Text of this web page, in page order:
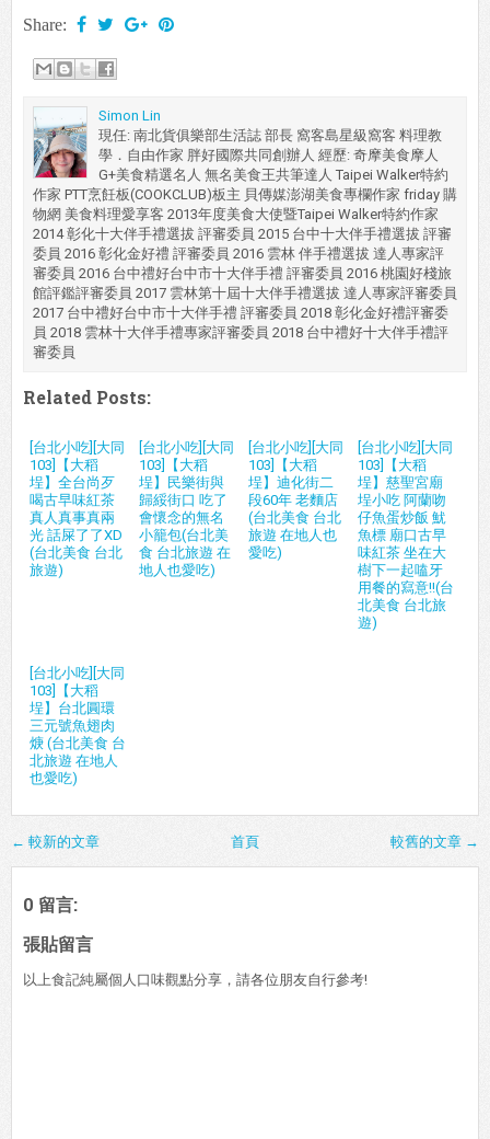
Share:
Simon Lin
現任: 南北貨俱樂部生活誌 部長 窩客島星級窩客 料理教
學．自由作家 胖好國際共同創辦人 經歷: 奇摩美食摩人
G+美食精選名人 無名美食王共筆達人 Taipei Walker特約
作家 PTT烹飪板(COOKCLUB)板主 貝傳媒澎湖美食專欄作家 friday 購
物網 美食料理愛享客 2013年度美食大使暨Taipei Walker特約作家
2014 彰化十大伴手禮選拔 評審委員 2015 台中十大伴手禮選拔 評審
委員 2016 彰化金好禮 評審委員 2016 雲林 伴手禮選拔 達人專家評
審委員 2016 台中禮好台中市十大伴手禮 評審委員 2016 桃園好棧旅
館評鑑評審委員 2017 雲林第十屆十大伴手禮選拔 達人專家評審委員
2017 台中禮好台中市十大伴手禮 評審委員 2018 彰化金好禮評審委
員 2018 雲林十大伴手禮專家評審委員 2018 台中禮好十大伴手禮評
審委員
Related Posts:
[台北小吃][大同
103]【大稻
埕】全台尚歹
喝古早味紅茶
真人真事真兩
光 話屎了了XD
(台北美食 台北
旅遊)
[台北小吃][大同
103]【大稻
埕】民樂街與
歸綏街口 吃了
會懷念的無名
小籠包(台北美
食 台北旅遊 在
地人也愛吃)
[台北小吃][大同
103]【大稻
埕】迪化街二
段60年 老麵店
(台北美食 台北
旅遊 在地人也
愛吃)
[台北小吃][大同
103]【大稻
埕】慈聖宮廟
埕小吃 阿蘭吻
仔魚蛋炒飯 魷
魚標 廟口古早
味紅茶 坐在大
樹下一起嗑牙
用餐的寫意!!(台
北美食 台北旅
遊)
[台北小吃][大同
103]【大稻
埕】台北圓環
三元號魚翅肉
焿 (台北美食 台
北旅遊 在地人
也愛吃)
← 較新的文章 較舊的文章 →
首頁
0 留言:
張貼留言
以上食記純屬個人口味觀點分享，請各位朋友自行參考!